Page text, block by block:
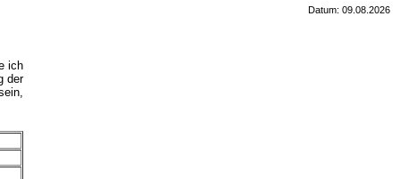
Datum: 09.08.2026
ich
der